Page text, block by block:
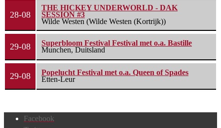
28-08
THE HICKEY UNDERWORLD - DAK
SESSION #3
Wilde Westen (Wilde Westen (Kortrijk))
29-08
Superbloom Festival Festival met o.a. Bastille
Munchen, Duitsland
29-08
Popelucht Festival met o.a. Queen of Spades
Etten-Leur
Facebook